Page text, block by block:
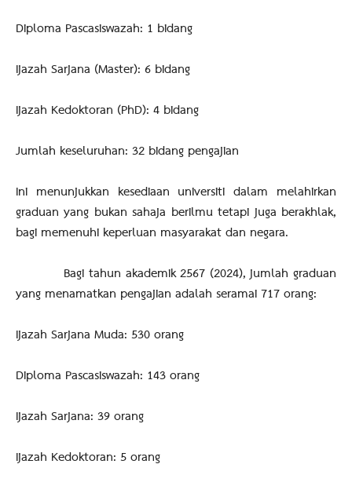
Diploma Pascasiswazah: 1 bidang
Ijazah Sarjana (Master): 6 bidang
Ijazah Kedoktoran (PhD): 4 bidang
Jumlah keseluruhan: 32 bidang pengajian
Ini menunjukkan kesediaan universiti dalam melahirkan
graduan yang bukan sahaja berilmu tetapi juga berakhlak,
bagi memenuhi keperluan masyarakat dan negara.
Bagi tahun akademik 2567 (2024), jumlah graduan
yang menamatkan pengajian adalah seramai 717 orang:
Ijazah Sarjana Muda: 530 orang
Diploma Pascasiswazah: 143 orang
Ijazah Sarjana: 39 orang
Ijazah Kedoktoran: 5 orang